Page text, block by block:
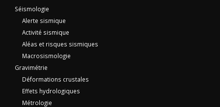
Séismologie
Alerte sismique
Activité sismique
Aléas et risques sismiques
Macrosismologie
Gravimétrie
Déformations crustales
Effets hydrologiques
Métrologie